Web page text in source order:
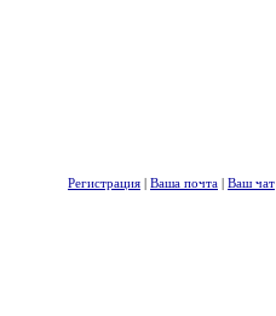
Регистрация | Ваша почта | Ваш чат